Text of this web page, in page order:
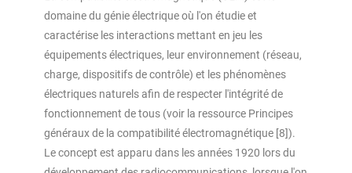
domaine du génie électrique où l'on étudie et
caractérise les interactions mettant en jeu les
équipements électriques, leur environnement (réseau,
charge, dispositifs de contrôle) et les phénomènes
électriques naturels afin de respecter l'intégrité de
fonctionnement de tous (voir la ressource Principes
généraux de la compatibilité électromagnétique [8]).
Le concept est apparu dans les années 1920 lors du